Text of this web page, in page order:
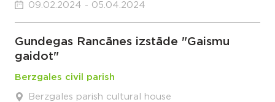
09.02.2024 - 05.04.2024
Gundegas Rancānes izstāde "Gaismu
gaidot"
Berzgales civil parish
Berzgales parish cultural house